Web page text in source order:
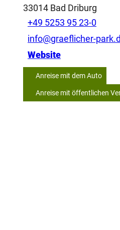
33014 Bad Driburg
+49 5253 95 23-0
info@graeflicher-
Website
Anreise mit dem Auto
Anreise mit öffentlichen